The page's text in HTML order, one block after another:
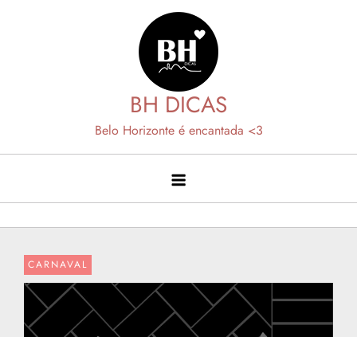
BH DICAS
Belo Horizonte é encantada <3
CARNAVAL